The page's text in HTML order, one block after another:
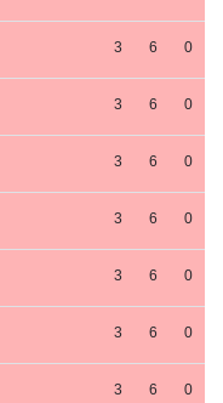
3 6 0
3 6 0
3 6 0
3 6 0
3 6 0
3 6 0
3 6 0